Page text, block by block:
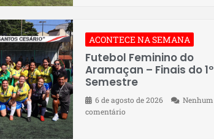
ACONTECE NA SEMANA
Futebol Feminino do
Aramaçan – Finais do 1º
Semestre
6 de agosto de 2026
Nenhum
comentário